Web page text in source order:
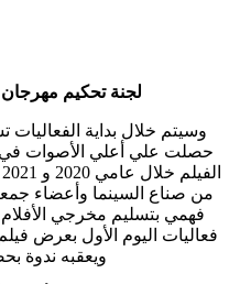
لجنة تحكيم مهرجان
وسيتم خلال بداية الفعاليات
حصلت علي أعلي الأصوات في
من صناع السينما وأعضاء
فهمي بتسليم مخرجي الأفلام
فعاليات اليوم الأول بعرض
ويعقبه ندوة